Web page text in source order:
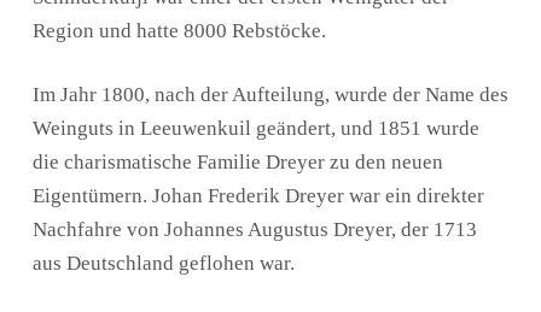
Region und hatte 8000 Rebstöcke.
Im Jahr 1800, nach der Aufteilung, wurde der Name des
Weinguts in Leeuwenkuil geändert, und 1851 wurde
die charismatische Familie Dreyer zu den neuen
Eigentümern. Johan Frederik Dreyer war ein direkter
Nachfahre von Johannes Augustus Dreyer, der 1713
aus Deutschland geflohen war.